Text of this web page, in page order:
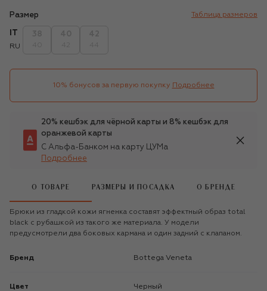
Размер Таблица размеров
RU
10% бонусов за первую покупку Подробнее
20% кешбэк для чёрной карты и 8% кешбэк для
оранжевой карты
С Альфа-Банком на карту ЦУМа
Подробнее
О ТОВАРЕ РАЗМЕРЫ И ПОСАДКА О БРЕНДЕ
Брюки из гладкой кожи ягненка составят эффектный образ total
black с рубашкой из такого же материала. У модели
предусмотрели два боковых кармана и один задний с клапаном.
Бренд Bottega Veneta
Цвет Черный